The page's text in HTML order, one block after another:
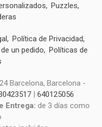
Puzzles
Política de Privacidad
un pedido
Políticas de
Barcelona, Barcelona -
| 640125056
Entrega: de 3 días como